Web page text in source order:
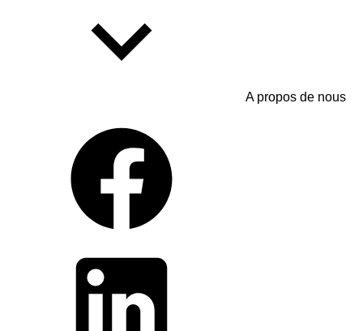
A propos de nous